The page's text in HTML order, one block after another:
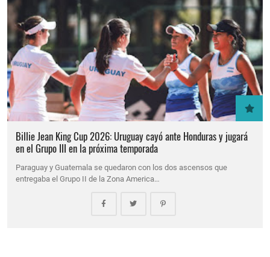
Billie Jean King Cup 2026: Uruguay cayó ante Honduras y jugará
en el Grupo III en la próxima temporada
Paraguay y Guatemala se quedaron con los dos ascensos que
entregaba el Grupo II de la Zona America…